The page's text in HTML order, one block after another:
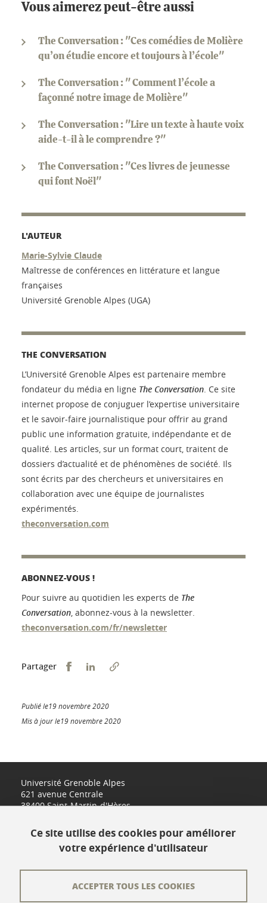
Vous aimerez peut-être aussi
The Conversation : "Ces comédies de Molière
qu’on étudie encore et toujours à l’école"
The Conversation : " Comment l’école a
façonné notre image de Molière"
The Conversation : "Lire un texte à haute voix
aide-t-il à le comprendre ?"
The Conversation : "Ces livres de jeunesse
qui font Noël"
L'AUTEUR
Marie-Sylvie Claude
Maîtresse de conférences en littérature et langue
françaises
Université Grenoble Alpes (UGA)
THE CONVERSATION
L’Université Grenoble Alpes est partenaire membre
fondateur du média en ligne The Conversation. Ce site
internet propose de conjuguer l’expertise universitaire
et le savoir-faire journalistique pour offrir au grand
public une information gratuite, indépendante et de
qualité. Les articles, sur un format court, traitent de
dossiers d’actualité et de phénomènes de société. Ils
sont écrits par des chercheurs et universitaires en
collaboration avec une équipe de journalistes
expérimentés.
theconversation.com
ABONNEZ-VOUS !
Pour suivre au quotidien les experts de The
Conversation, abonnez-vous à la newsletter.
theconversation.com/fr/newsletter
Partager Partager sur Facebook
Partager sur LinkedIn
Publié le19 novembre 2020
Mis à jour le19 novembre 2020
Université Grenoble Alpes
621 avenue Centrale
38400 Saint-Martin-d'Hères
Ce site utilise des cookies pour améliorer
votre expérience d'utilisateur
ACCEPTER TOUS LES COOKIES